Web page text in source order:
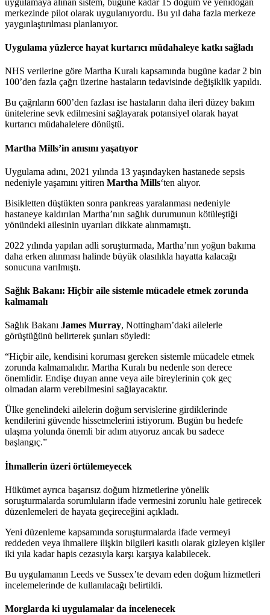
merkezinde pilot olarak uygulanıyordu. Bu yıl daha fazla merkeze
yaygınlaştırılması planlanıyor.
Uygulama yüzlerce hayat kurtarıcı müdahaleye katkı sağladı
NHS verilerine göre Martha Kuralı kapsamında bugüne kadar 2 bin
100’den fazla çağrı üzerine hastaların tedavisinde değişiklik yapıldı.
Bu çağrıların 600’den fazlası ise hastaların daha ileri düzey bakım
ünitelerine sevk edilmesini sağlayarak potansiyel olarak hayat
kurtarıcı müdahalelere dönüştü.
Martha Mills’in anısını yaşatıyor
Uygulama adını, 2021 yılında 13 yaşındayken hastanede sepsis
nedeniyle yaşamını yitiren Martha Mills‘ten alıyor.
Bisikletten düştükten sonra pankreas yaralanması nedeniyle
hastaneye kaldırılan Martha’nın sağlık durumunun kötüleştiği
yönündeki ailesinin uyarıları dikkate alınmamıştı.
2022 yılında yapılan adli soruşturmada, Martha’nın yoğun bakıma
daha erken alınması halinde büyük olasılıkla hayatta kalacağı
sonucuna varılmıştı.
Sağlık Bakanı: Hiçbir aile sistemle mücadele etmek zorunda
kalmamalı
Sağlık Bakanı James Murray, Nottingham’daki ailelerle
görüştüğünü belirterek şunları söyledi:
“Hiçbir aile, kendisini koruması gereken sistemle mücadele etmek
zorunda kalmamalıdır. Martha Kuralı bu nedenle son derece
önemlidir. Endişe duyan anne veya aile bireylerinin çok geç
olmadan alarm verebilmesini sağlayacaktır.
Ülke genelindeki ailelerin doğum servislerine girdiklerinde
kendilerini güvende hissetmelerini istiyorum. Bugün bu hedefe
ulaşma yolunda önemli bir adım atıyoruz ancak bu sadece
başlangıç.”
İhmallerin üzeri örtülemeyecek
Hükümet ayrıca başarısız doğum hizmetlerine yönelik
soruşturmalarda sorumluların ifade vermesini zorunlu hale getirecek
düzenlemeleri de hayata geçireceğini açıkladı.
Yeni düzenleme kapsamında soruşturmalarda ifade vermeyi
reddeden veya ihmallere ilişkin bilgileri kasıtlı olarak gizleyen kişiler
iki yıla kadar hapis cezasıyla karşı karşıya kalabilecek.
Bu uygulamanın Leeds ve Sussex’te devam eden doğum hizmetleri
incelemelerinde de kullanılacağı belirtildi.
Morglarda ki uygulamalar da incelenecek